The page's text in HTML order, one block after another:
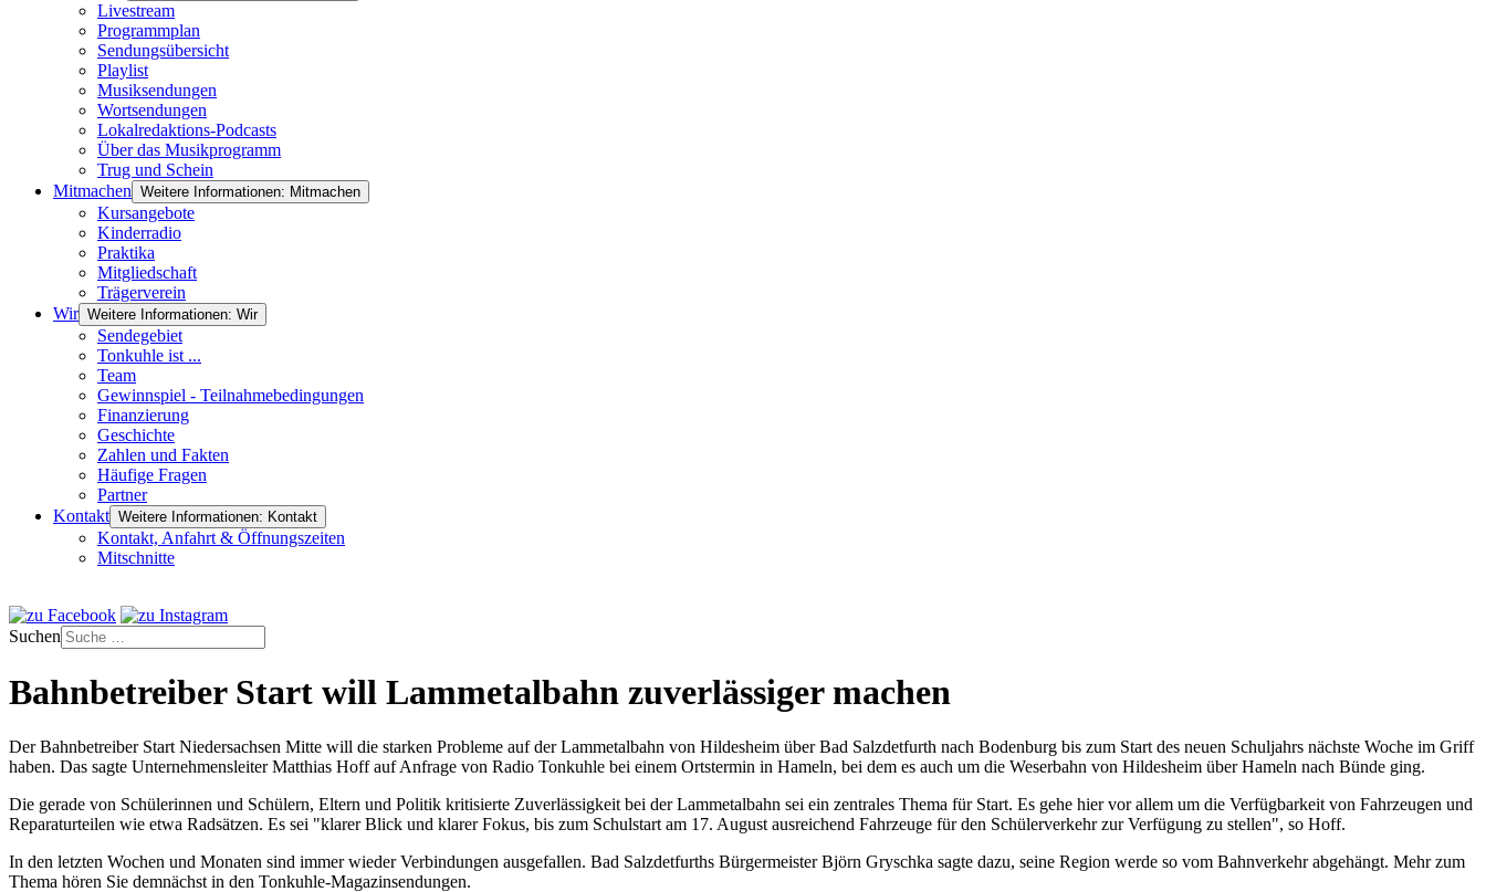
Livestream
Programmplan
Sendungsübersicht
Playlist
Musiksendungen
Wortsendungen
Lokalredaktions-Podcasts
Über das Musikprogramm
Trug und Schein
Mitmachen Weitere Informationen: Mitmachen
Kursangebote
Kinderradio
Praktika
Mitgliedschaft
Trägerverein
Wir Weitere Informationen: Wir
Sendegebiet
Tonkuhle ist ...
Team
Gewinnspiel - Teilnahmebedingungen
Finanzierung
Geschichte
Zahlen und Fakten
Häufige Fragen
Partner
Kontakt Weitere Informationen: Kontakt
Kontakt, Anfahrt & Öffnungszeiten
Mitschnitte
Suchen
Bahnbetreiber Start will Lammetalbahn zuverlässiger machen
Der Bahnbetreiber Start Niedersachsen Mitte will die starken Probleme auf der Lammetalbahn von Hildesheim über Bad Salzdetfurth nach Bodenburg bis zum Start des neuen Schuljahrs nächste Woche im Griff
haben. Das sagte Unternehmensleiter Matthias Hoff auf Anfrage von Radio Tonkuhle bei einem Ortstermin in Hameln, bei dem es auch um die Weserbahn von Hildesheim über Hameln nach Bünde ging.
Die gerade von Schülerinnen und Schülern, Eltern und Politik kritisierte Zuverlässigkeit bei der Lammetalbahn sei ein zentrales Thema für Start. Es gehe hier vor allem um die Verfügbarkeit von Fahrzeugen und
Reparaturteilen wie etwa Radsätzen. Es sei "klarer Blick und klarer Fokus, bis zum Schulstart am 17. August ausreichend Fahrzeuge für den Schülerverkehr zur Verfügung zu stellen", so Hoff.
In den letzten Wochen und Monaten sind immer wieder Verbindungen ausgefallen. Bad Salzdetfurths Bürgermeister Björn Gryschka sagte dazu, seine Region werde so vom Bahnverkehr abgehängt. Mehr zum
Thema hören Sie demnächst in den Tonkuhle-Magazinsendungen.